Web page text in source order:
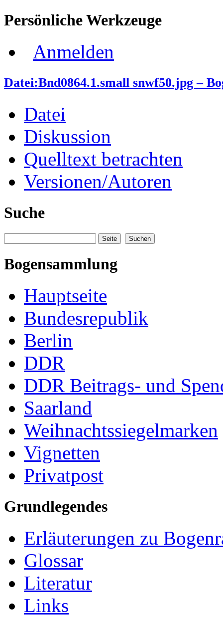
Persönliche Werkzeuge
Anmelden
Datei:Bnd0864.1.small snwf50.jpg –
Datei
Diskussion
Quelltext betrachten
Versionen/Autoren
Suche
Bogensammlung
Hauptseite
Bundesrepublik
Berlin
DDR
DDR Beitrags- und
Saarland
Weihnachtssiegelmarken
Vignetten
Privatpost
Grundlegendes
Erläuterungen zu
Glossar
Literatur
Links